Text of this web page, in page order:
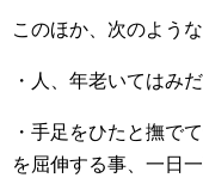
このほか、次のよう
・人、年老いてはみ
・手足をひたと撫で
を屈伸する事、一日